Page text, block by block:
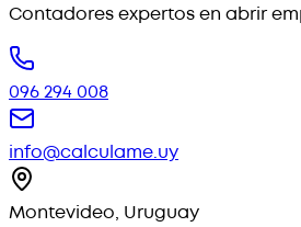
Contadores expertos en abrir
096 294 008
info@calculame.uy
Montevideo, Uruguay